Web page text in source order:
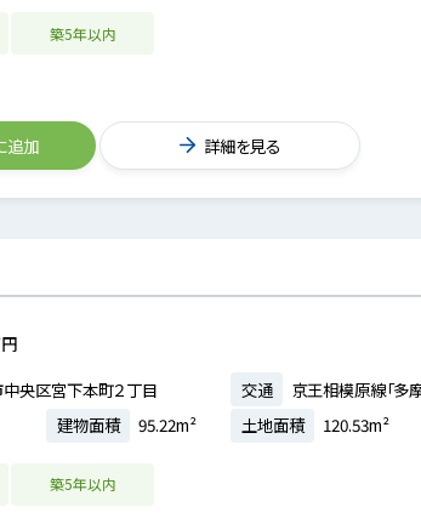
築5年以内
追加 詳細を見る
央区宮下本町２丁目 交通
京王相模原線「多
建物面積 95.22m² 土地面積 120.53m²
築5年以内